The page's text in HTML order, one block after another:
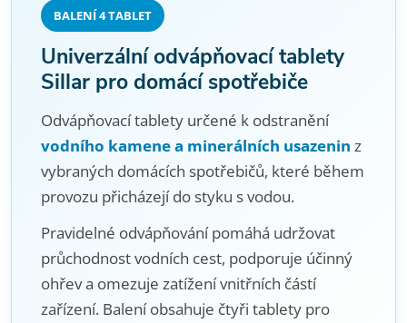
BALENÍ 4 TABLET
Univerzální odvápňovací tablety
Sillar pro domácí spotřebiče
Odvápňovací tablety určené k odstranění
vodního kamene a minerálních usazenin z
vybraných domácích spotřebičů, které během
provozu přicházejí do styku s vodou.
Pravidelné odvápňování pomáhá udržovat
průchodnost vodních cest, podporuje účinný
ohřev a omezuje zatížení vnitřních částí
zařízení. Balení obsahuje čtyři tablety pro